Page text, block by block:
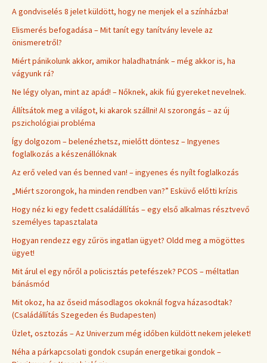
A gondviselés 8 jelet küldött, hogy ne menjek el a színházba!
Elismerés befogadása – Mit tanít egy tanítvány levele az
önismeretről?
Miért pánikolunk akkor, amikor haladhatnánk – még akkor is, ha
vágyunk rá?
Ne légy olyan, mint az apád! – Nőknek, akik fiú gyereket nevelnek.
Állítsátok meg a világot, ki akarok szállni! AI szorongás – az új
pszichológiai probléma
Így dolgozom – belenézhetsz, mielőtt döntesz – Ingyenes
foglalkozás a készenállóknak
Az erő veled van és benned van! – ingyenes és nyílt foglalkozás
„Miért szorongok, ha minden rendben van?” Esküvő előtti krízis
Hogy néz ki egy fedett családállítás – egy első alkalmas résztvevő
személyes tapasztalata
Hogyan rendezz egy zűrös ingatlan ügyet? Oldd meg a mögöttes
ügyet!
Mit árul el egy nőről a policisztás petefészek? PCOS – méltatlan
bánásmód
Mit okoz, ha az őseid másodlagos okoknál fogva házasodtak?
(Családállítás Szegeden és Budapesten)
Üzlet, osztozás – Az Univerzum még időben küldött nekem jeleket!
Néha a párkapcsolati gondok csupán energetikai gondok –